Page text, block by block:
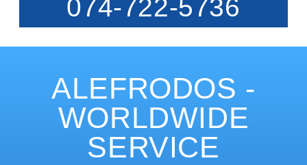
074-722-5736
ALEFRODOS -
WORLDWIDE
SERVICE